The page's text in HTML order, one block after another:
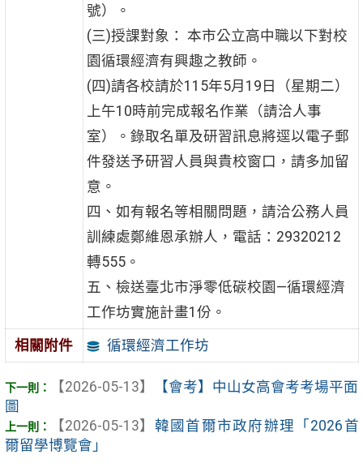
號）。
(三)授課對象： 本市公立高中職以下對校
園循環經濟有興趣之教師。
(四)請各校請於115年5月19日（星期二）
上午10時前完成報名作業（請洽人事
室）。錄取名單及研習訊息將逕以電子郵
件發送予研習人員與貴校窗口，請多加留
意。
四、如有報名等相關問題，請洽公務人員
訓練處鄭維恩承辦人，電話：29320212
轉555。
五、檢送臺北市淨零低碳校園—循環經濟
工作坊實施計畫1份。
相關附件 循環經濟工作坊
【2026-05-13】
【會考】中山女高會考考場平面
圖
【2026-05-13】 韓國首爾市政府辦理「2026首
爾留學博覽會」